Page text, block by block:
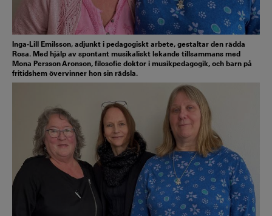
Inga-Lill Emilsson, adjunkt i pedagogiskt arbete, gestaltar den rädda
Rosa. Med hjälp av spontant musikaliskt lekande tillsammans med
Mona Persson Aronson, filosofie doktor i musikpedagogik, och barn på
fritidshem övervinner hon sin rädsla.